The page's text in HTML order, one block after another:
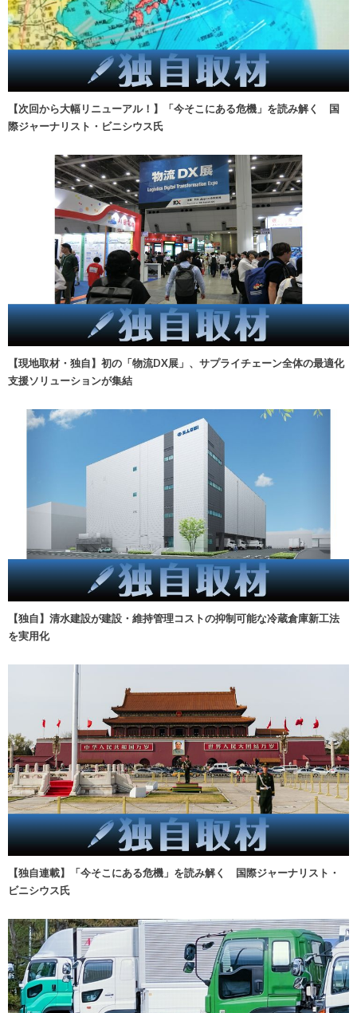
【次回から大幅リニューアル！】「今そこにある危機」を読み解く 国
際ジャーナリスト・ビニシウス氏
【現地取材・独自】初の「物流DX展」、サプライチェーン全体の最適化
支援ソリューションが集結
【独自】清水建設が建設・維持管理コストの抑制可能な冷蔵倉庫新工法
を実用化
【独自連載】「今そこにある危機」を読み解く 国際ジャーナリスト・
ビニシウス氏